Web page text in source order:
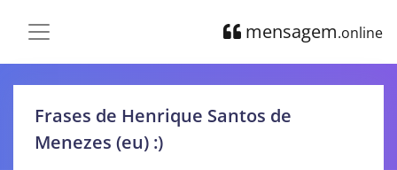
mensagem.online
Frases de Henrique Santos de
Menezes (eu) :)